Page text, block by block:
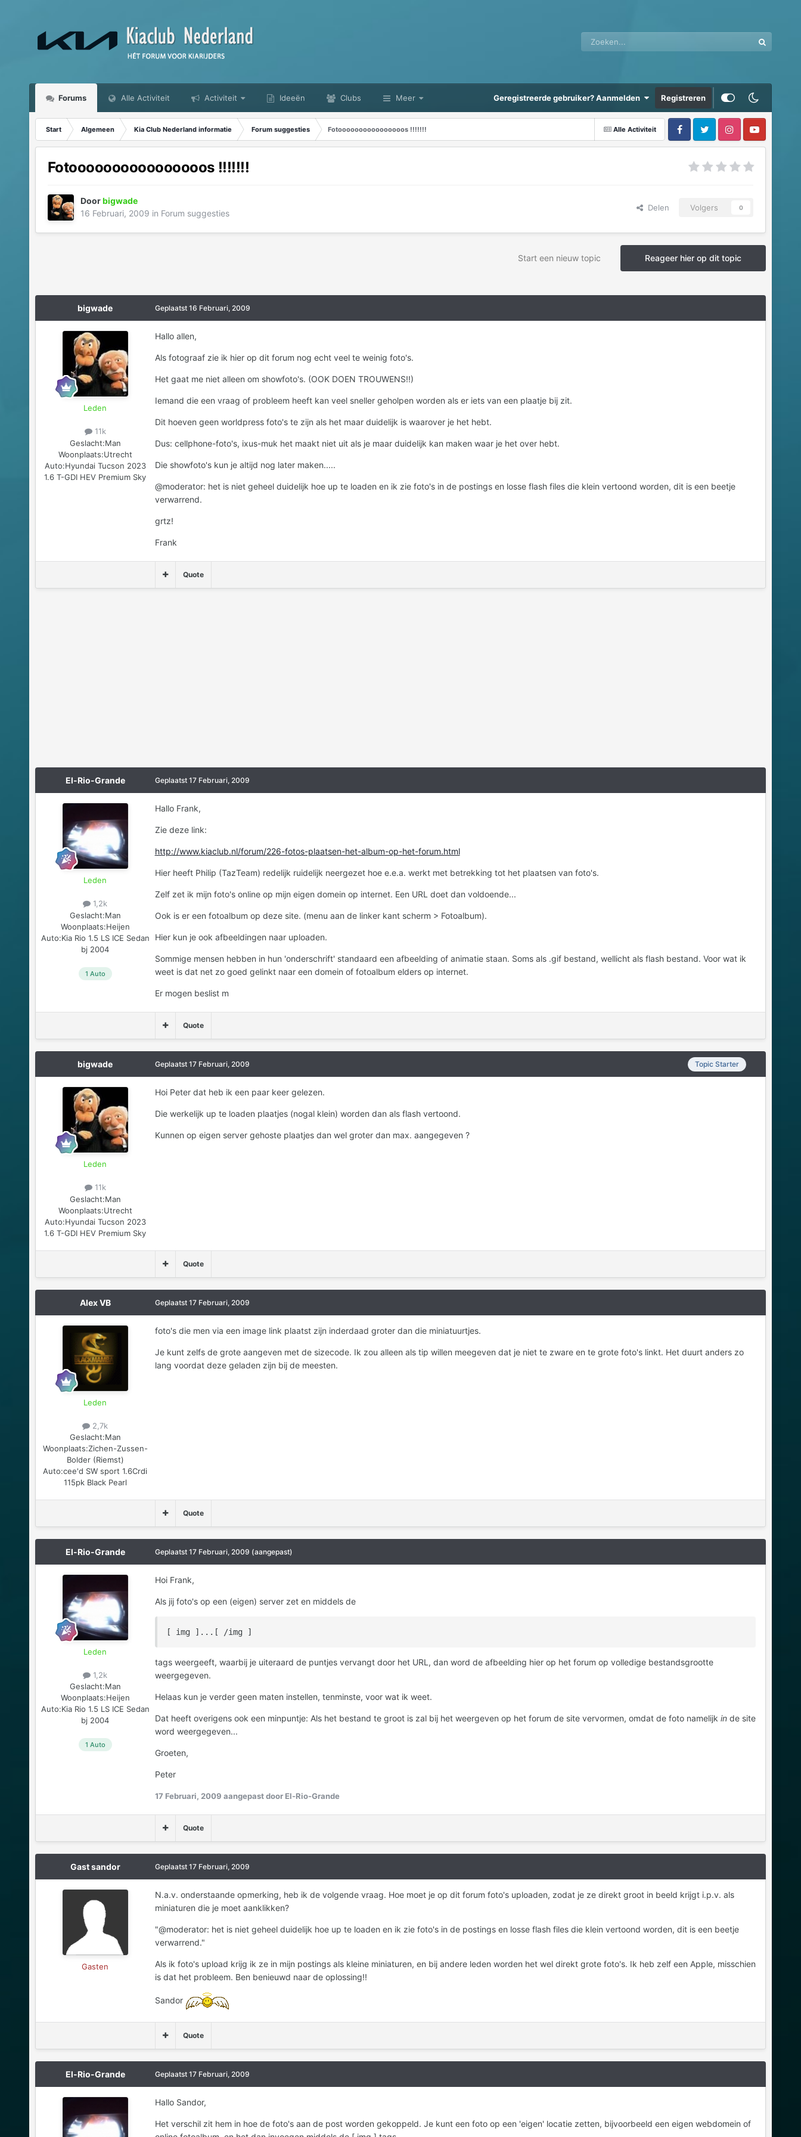
Forums Alle Activiteit Activiteit Ideeën Clubs Meer Geregistreerde gebruiker? Aanmelden Registreren
Alle Activiteit
Start Algemeen Kia Club Nederland informatie Forum suggesties Fotoooooooooooooooos !!!!!!!
Fotoooooooooooooooos !!!!!!!
Doorbigwade
16 Februari, 2009 in Forum suggesties
Delen Volgers 0
Reageer hier op dit topic
Start een nieuw topic
bigwade
Leden
11k
Geslacht:Man
Woonplaats:Utrecht
Auto:Hyundai Tucson 2023
1.6 T-GDI HEV Premium Sky
Geplaatst 16 Februari, 2009
Hallo allen,
Als fotograaf zie ik hier op dit forum nog echt veel te weinig foto's.
Het gaat me niet alleen om showfoto's. (OOK DOEN TROUWENS!!)
Iemand die een vraag of probleem heeft kan veel sneller geholpen worden als er iets van een plaatje bij zit.
Dit hoeven geen worldpress foto's te zijn als het maar duidelijk is waarover je het hebt.
Dus: cellphone-foto's, ixus-muk het maakt niet uit als je maar duidelijk kan maken waar je het over hebt.
Die showfoto's kun je altijd nog later maken.....
@moderator: het is niet geheel duidelijk hoe up te loaden en ik zie foto's in de postings en losse flash files die klein vertoond worden, dit is een beetje
verwarrend.
grtz!
Frank
Quote
El-Rio-Grande
Leden
1,2k
Geslacht:Man
Woonplaats:Heijen
Auto:Kia Rio 1.5 LS ICE Sedan
bj 2004
1 Auto
Geplaatst 17 Februari, 2009
Hallo Frank,
Zie deze link:
http://www.kiaclub.nl/forum/226-fotos-plaatsen-het-album-op-het-forum.html
Hier heeft Philip (TazTeam) redelijk ruidelijk neergezet hoe e.e.a. werkt met betrekking tot het plaatsen van foto's.
Zelf zet ik mijn foto's online op mijn eigen domein op internet. Een URL doet dan voldoende...
Ook is er een fotoalbum op deze site. (menu aan de linker kant scherm > Fotoalbum).
Hier kun je ook afbeeldingen naar uploaden.
Sommige mensen hebben in hun 'onderschrift' standaard een afbeelding of animatie staan. Soms als .gif bestand, wellicht als flash bestand. Voor wat ik
weet is dat net zo goed gelinkt naar een domein of fotoalbum elders op internet.
Er mogen beslist m
Quote
bigwade
Leden
11k
Geslacht:Man
Woonplaats:Utrecht
Auto:Hyundai Tucson 2023
1.6 T-GDI HEV Premium Sky
Topic Starter
Geplaatst 17 Februari, 2009
Hoi Peter dat heb ik een paar keer gelezen.
Die werkelijk up te loaden plaatjes (nogal klein) worden dan als flash vertoond.
Kunnen op eigen server gehoste plaatjes dan wel groter dan max. aangegeven ?
Quote
Alex VB
Leden
2,7k
Geslacht:Man
Woonplaats:Zichen-Zussen-
Bolder (Riemst)
Auto:cee'd SW sport 1.6Crdi
115pk Black Pearl
Geplaatst 17 Februari, 2009
foto's die men via een image link plaatst zijn inderdaad groter dan die miniatuurtjes.
Je kunt zelfs de grote aangeven met de sizecode. Ik zou alleen als tip willen meegeven dat je niet te zware en te grote foto's linkt. Het duurt anders zo
lang voordat deze geladen zijn bij de meesten.
Quote
El-Rio-Grande
Leden
1,2k
Geslacht:Man
Woonplaats:Heijen
Auto:Kia Rio 1.5 LS ICE Sedan
bj 2004
1 Auto
Geplaatst 17 Februari, 2009 (aangepast)
Hoi Frank,
Als jij foto's op een (eigen) server zet en middels de
[ img ]...[ /img ]
tags weergeeft, waarbij je uiteraard de puntjes vervangt door het URL, dan word de afbeelding hier op het forum op volledige bestandsgrootte
weergegeven.
Helaas kun je verder geen maten instellen, tenminste, voor wat ik weet.
Dat heeft overigens ook een minpuntje: Als het bestand te groot is zal bij het weergeven op het forum de site vervormen, omdat de foto namelijk inde site
word weergegeven...
Groeten,
Peter
17 Februari, 2009 aangepast door El-Rio-Grande
Quote
Gast sandor
Gasten
Geplaatst 17 Februari, 2009
N.a.v. onderstaande opmerking, heb ik de volgende vraag. Hoe moet je op dit forum foto's uploaden, zodat je ze direkt groot in beeld krijgt i.p.v. als
miniaturen die je moet aanklikken?
"@moderator: het is niet geheel duidelijk hoe up te loaden en ik zie foto's in de postings en losse flash files die klein vertoond worden, dit is een beetje
verwarrend."
Als ik foto's upload krijg ik ze in mijn postings als kleine miniaturen, en bij andere leden worden het wel direkt grote foto's. Ik heb zelf een Apple, misschien
is dat het probleem. Ben benieuwd naar de oplossing!!
Sandor
Quote
El-Rio-Grande Geplaatst 17 Februari, 2009
Hallo Sandor,
Het verschil zit hem in hoe de foto's aan de post worden gekoppeld. Je kunt een foto op een 'eigen' locatie zetten, bijvoorbeeld een eigen webdomein of